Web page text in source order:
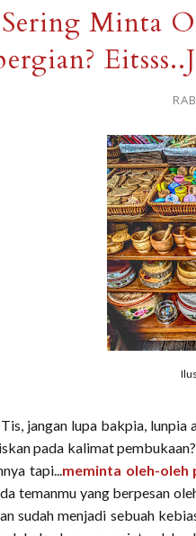
Minta
jangan lupa bakpia,
pada kalimat
tapi...meminta oleh-oleh
temanmu yang berpesan
sudah menjadi sebuah